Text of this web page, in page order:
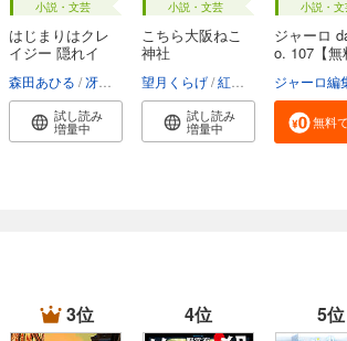
小説・文芸
はじまりはクレ
イジー 隠れイ
森田あひる 冴島ユカ子
試し読み
増量中
小説・文芸
こちら大阪ねこ
神社
望月くらげ 紅木春
試し読み
増量中
小説・
ジャーロ
o. 107【無
ジャーロ編
無料
3位 4位 5位